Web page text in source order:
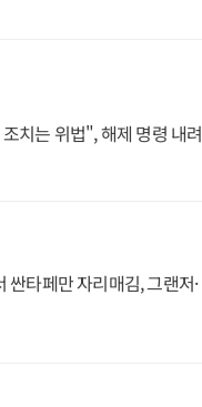
치는 위법", 해제 명령 내려
타페만 자리매김, 그랜저·